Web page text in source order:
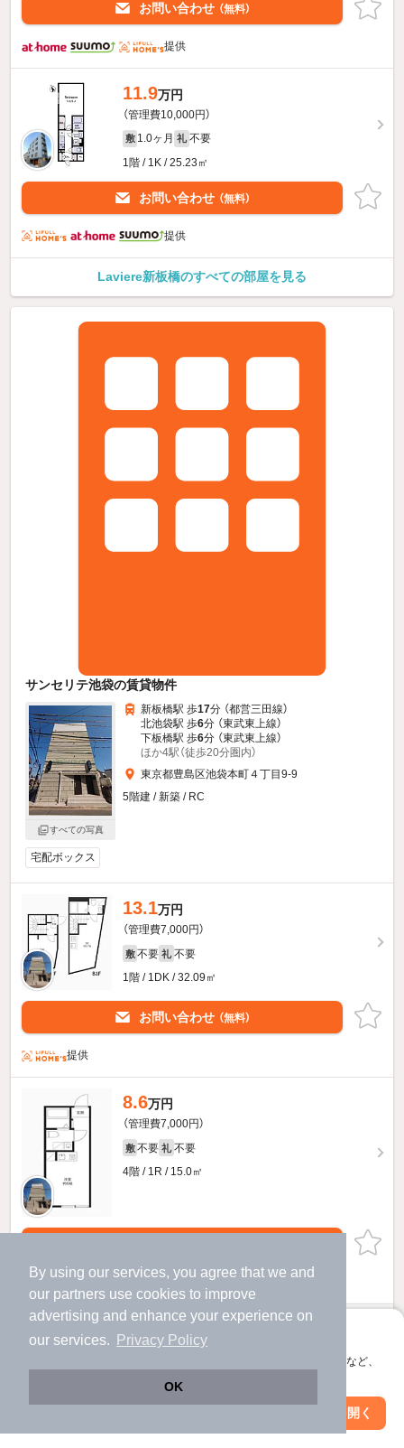
By using our services, you agree that we and
our partners use cookies to improve
advertising and enhance your experience on
our services.
Privacy Policy
OK
アプリに切り替えて、サクサクお部屋探し
会員登録なしですぐ使える。マップ検索やお気に入り保存など、
アプリを開く
お問い合わせ （無料）
提供
11.9万円
（管理費10,000円）
敷 1.0ヶ月 礼 不要
1階 / 1K / 25.23㎡
お問い合わせ （無料）
提供
Laviere新板橋のすべての部屋を見る
サンセリテ池袋の賃貸物件
すべての写真
新板橋駅 歩17分 （都営三田線）
北池袋駅 歩6分 （東武東上線）
下板橋駅 歩6分 （東武東上線）
ほか4駅（徒歩20分圏内）
東京都豊島区池袋本町４丁目9-9
5階建 / 新築 / RC
宅配ボックス
13.1万円
（管理費7,000円）
敷 不要 礼 不要
1階 / 1DK / 32.09㎡
お問い合わせ （無料）
提供
8.6万円
（管理費7,000円）
敷 不要 礼 不要
4階 / 1R / 15.0㎡
提供
（管理費7,000円）
お問い合わせ（無料）
絞り込み条件を変更